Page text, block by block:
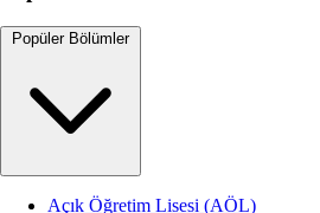
Popüler Bölümler
Açık Öğretim Lisesi (AÖL)